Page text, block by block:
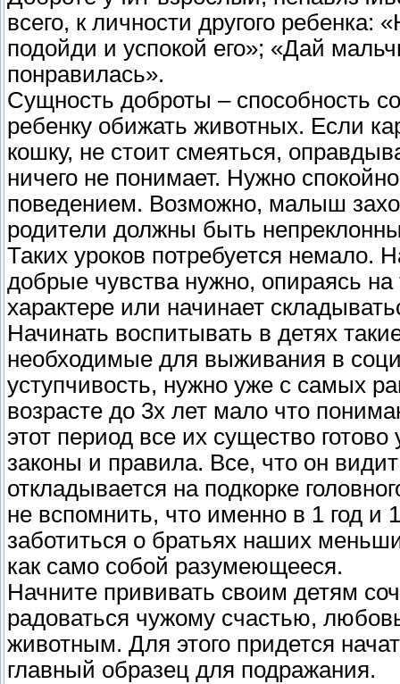
всего, к личности другого
подойди и успокой его»; «Дай
понравилась».
Сущность доброты – способность
ребенку обижать животных. Если
кошку, не стоит смеяться,
ничего не понимает. Нужно
поведением. Возможно, малыш
родители должны быть
Таких уроков потребуется немало.
добрые чувства нужно, опираясь
характере или начинает
Начинать воспитывать в детях
необходимые для выживания в
уступчивость, нужно уже с самых
возрасте до 3х лет мало что
этот период все их существо
законы и правила. Все, что он
откладывается на подкорке
не вспомнить, что именно в 1 год
заботиться о братьях наших
как само собой разумеющееся.
Начните прививать своим детям
радоваться чужому счастью,
животным. Для этого придется
главный образец для подражания.